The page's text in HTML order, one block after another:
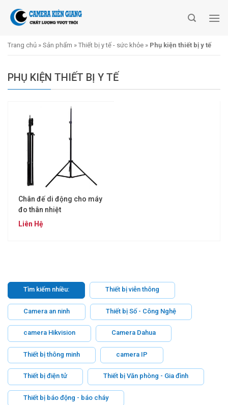
Trang chủ » Sản phẩm » Thiết bị y tế - sức khỏe » Phụ kiện thiết bị y tế
PHỤ KIỆN THIẾT BỊ Y TẾ
Chân đế di động cho máy
đo thân nhiệt
Liên Hệ
Tìm kiếm nhiều: Thiết bị viễn thông
Camera an ninh Thiết bị Số - Công Nghệ
camera Hikvision Camera Dahua
Thiết bị thông minh camera IP
Thiết bị điện tử Thiết bị Văn phòng - Gia đình
Thiết bị báo động - báo cháy